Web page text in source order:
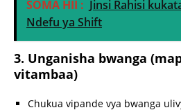
SOMA HII : Jinsi Rahisi
Ndefu ya Shift
3. Unganisha bwanga
vitambaa)
Chukua vipande vya bwanga